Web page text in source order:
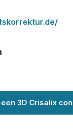
3D Crisalix